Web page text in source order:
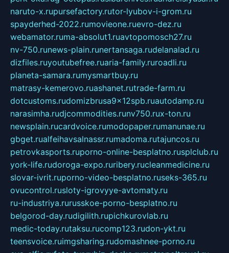
naruto-x.rupursefactory.rutor-lyubov-i-grom.ru
spayderhed-2022.rumovieone.ruevro-dez.ru
webamator.ruma-absolut1.ruavtopomosch27.ru
nv-750.runews-plain.runertansaga.rudelanalad.ru
dizfiles.ruyoutubefree.ruaria-family.ruroadli.ru
planeta-samara.rumysmartbuy.ru
matrasy-kemerovo.ruashanet.rutrade-farm.ru
dotcustoms.rudomizbrusa9x12spb.ruautodamp.ru
narasimha.rudjcommodities.runv750.rux-ton.ru
newsplain.rucardvoice.rumodopaper.rumanunae.ru
gbget.rualfeihavsalnassr.rumadoma.rutajuncos.ru
petrovkasports.ruporno-online-besplatno.rusplclub.ru
york-life.rudoroga-expo.ruribery.rucleanmedicine.ru
slovar-ivrit.ruporno-video-besplatno.ruseks-365.ru
ovucontrol.rusloty-igrovyye-avtomaty.ru
ru-industriya.rurusskoe-porno-besplatno.ru
belgorod-day.rudigilith.rupichkurovlab.ru
medic-today.rutaksu.rucomp123.rudon-ykt.ru
teensvoice.ruimgsharing.rudomashnee-porno.ru